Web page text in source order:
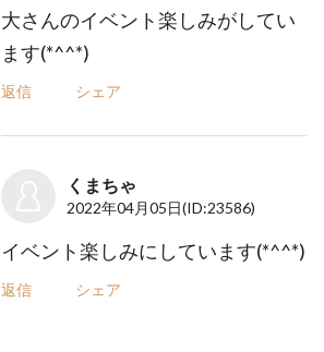
大さんのイベント楽しみがしてい
ます(*^^*)
返信 シェア
くまちゃ
2022年04月05日(ID:23586)
イベント楽しみにしています(*^^*)
返信 シェア